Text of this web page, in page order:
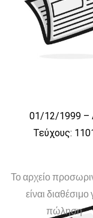
01/12/1999 –
Τεύχους:
Το αρχείο
είναι διαθέσιμο
πώληση